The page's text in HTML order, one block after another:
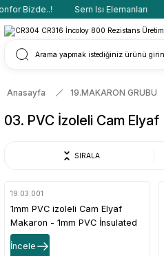
Bizde..! Sern Isı Elemanları
Anasayfa 19.MAKARON GRUBU
03. PVC İzoleli Cam Elyaf
SIRALA
19.03.001
1mm PVC izoleli Cam Elyaf
Makaron - 1mm PVC İnsulated
Fiberglass Tubing
İncele